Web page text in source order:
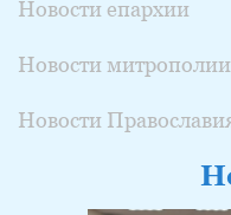
Новости епархии
Новости митрополии
Новости